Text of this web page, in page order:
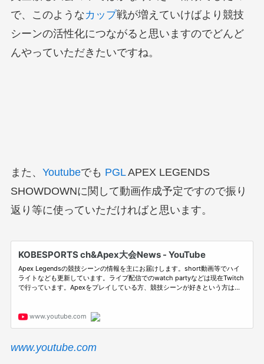
で、このようなカップ戦が増えていけばより競技
シーンの活性化につながると思いますのでどんど
んやっていただきたいですね。
また、 Youtubeでも PGLAPEX LEGENDS
SHOWDOWNに関して動画作成予定ですので振り
返り等に使っていただければと思います。
www.youtube.com